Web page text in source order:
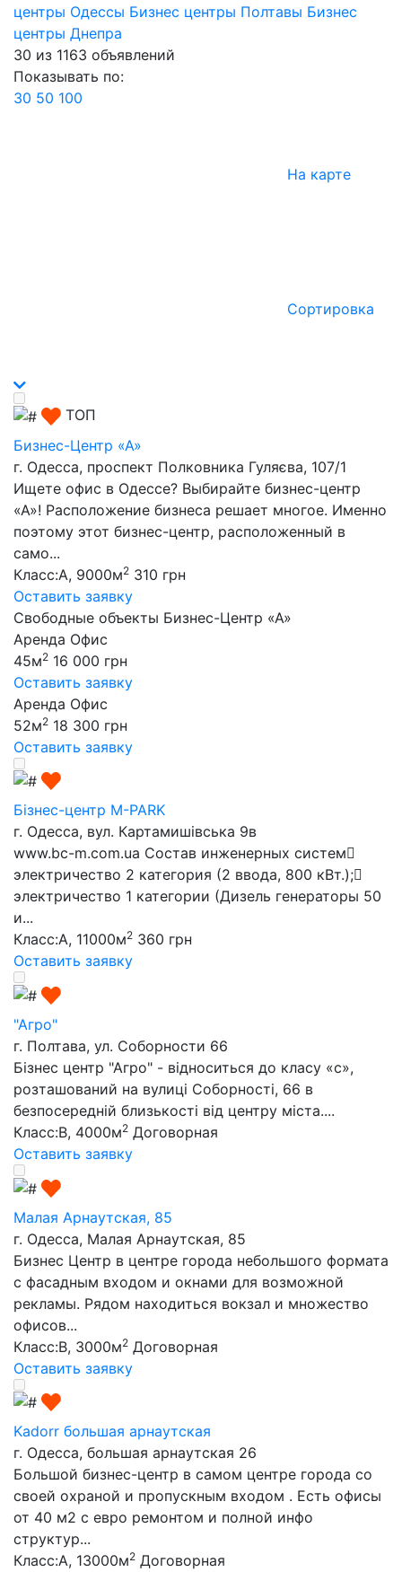
центры Одессы Бизнес центры Полтавы Бизнес
центры Днепра
30 из 1163 объявлений
Показывать по:
30 50 100
На карте
Сортировка
ТОП
Бизнес-Центр «А»
г. Одесса, проспект Полковника Гуляєва, 107/1
Ищете офис в Одессе? Выбирайте бизнес-центр
«А»! Расположение бизнеса решает многое. Именно
поэтому этот бизнес-центр, расположенный в
само...
Класс:A, 9000м2 310 грн
Оставить заявку
Свободные объекты Бизнес-Центр «А»
Аренда Офис
45м2 16 000 грн
Оставить заявку
Аренда Офис
52м2 18 300 грн
Оставить заявку
Бізнес-центр M-PARK
г. Одесса, вул. Картамишівська 9в
www.bc-m.com.ua Состав инженерных систем
электричество 2 категория (2 ввода, 800 кВт.);
электричество 1 категории (Дизель генераторы 50
и...
Класс:A, 11000м2 360 грн
Оставить заявку
"Агро"
г. Полтава, ул. Соборности 66
Бізнес центр "Агро" - відноситься до класу «с»,
розташований на вулиці Соборності, 66 в
безпосередній близькості від центру міста....
Класс:B, 4000м2 Договорная
Оставить заявку
Малая Арнаутская, 85
г. Одесса, Малая Арнаутская, 85
Бизнес Центр в центре города небольшого формата
с фасадным входом и окнами для возможной
рекламы. Рядом находиться вокзал и множество
офисов...
Класс:B, 3000м2 Договорная
Оставить заявку
Kadorr большая арнаутская
г. Одесса, большая арнаутская 26
Большой бизнес-центр в самом центре города со
своей охраной и пропускным входом . Есть офисы
от 40 м2 с евро ремонтом и полной инфо
структур...
Класс:A, 13000м2 Договорная